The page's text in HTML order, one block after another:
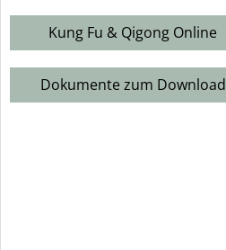
Kung Fu & Qigong Online
Dokumente zum Download